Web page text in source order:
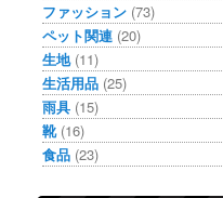
ファッション (73)
ペット関連 (20)
生地(11)
生活用品 (25)
雨具 (15)
靴(16)
食品 (23)